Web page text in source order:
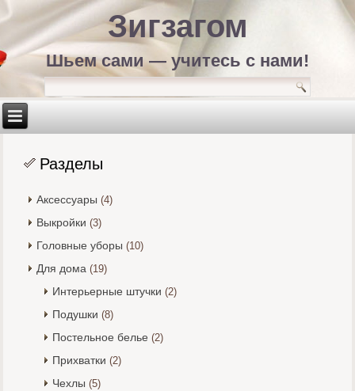
Зигзагом
Шьем сами — учитесь с нами!
Разделы
Аксессуары (4)
Выкройки (3)
Головные уборы (10)
Для дома (19)
Интерьерные штучки (2)
Подушки (8)
Постельное белье (2)
Прихватки (2)
Чехлы (5)